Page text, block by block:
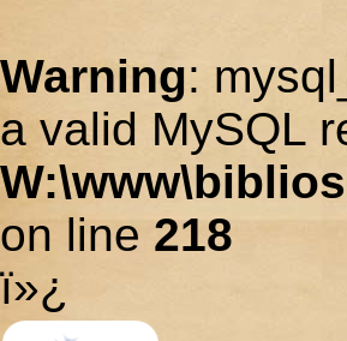
Warning:
a valid MySQL
on line 218
ï»¿